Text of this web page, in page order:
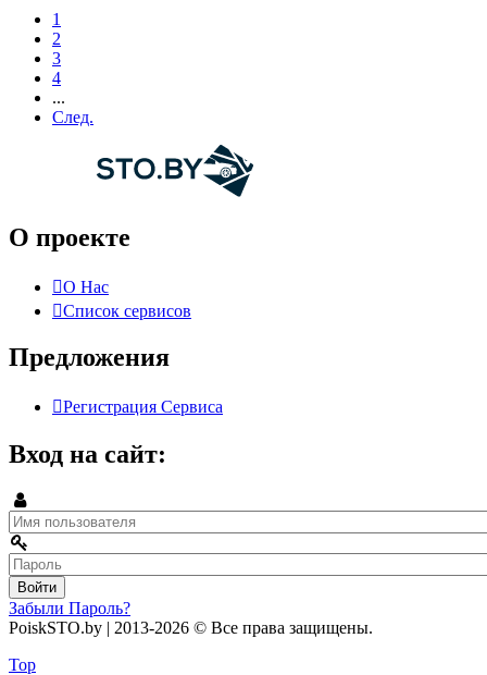
1
2
3
4
...
След.
О проекте
О Нас
Список сервисов
Предложения
Регистрация Сервиса
Вход на сайт:
Забыли Пароль?
PoiskSTO.by | 2013-2026 © Все права защищены.
Top